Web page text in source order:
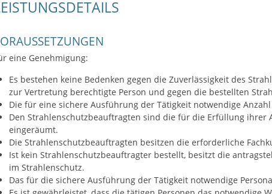
eine Genehmigung:
Es bestehen keine Bedenken gegen die Zuverlässigkeit des
zur Vertretung berechtigte Person und gegen die bestellten
Die für eine sichere Ausführung der Tätigkeit notwendige
Den Strahlenschutzbeauftragten sind die für die Erfüllung ihrer
eingeräumt.
Die Strahlenschutzbeauftragten besitzen die erforderliche
Ist kein Strahlenschutzbeauftragter bestellt, besitzt die
im Strahlenschutz.
Das für die sichere Ausführung der Tätigkeit notwendige